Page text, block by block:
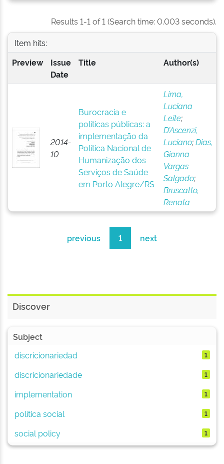
Results 1-1 of 1 (Search time: 0.003 seconds).
Item hits:
Preview
Issue
Date
Title Author(s)
2014-
10
Burocracia e
políticas públicas: a
implementação da
Política Nacional de
Humanização dos
Serviços de Saúde
em Porto Alegre/RS
Lima,
Luciana
Leite;
D’Ascenzi,
Luciano;Dias,
Gianna
Vargas
Salgado;
Bruscatto,
Renata
previous 1 next
Discover
Subject
discricionariedad
1
discricionariedade 1
implementation 1
política social 1
social policy 1